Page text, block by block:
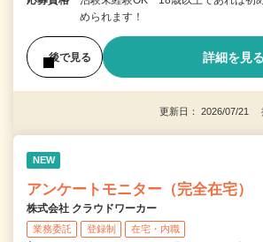
められます！
後で見る 詳細を見る
更新日： 2026/07/21
NEW
アンケートモニター（完全在宅）
株式会社 クラウドワーカー
業務委託 登録制 在宅・内職